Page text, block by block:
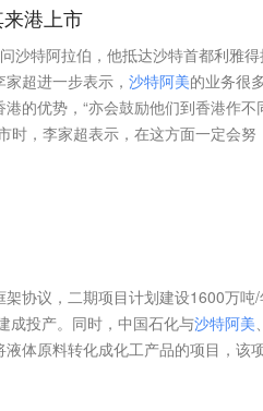
港上市
沙特阿拉伯，他抵达沙特首都利雅
超进一步表示， 沙特阿美的业务很
的优势，“亦会鼓励他们到香港作不
时，李家超表示，在这方面一定会努
协议，二期项目计划建设1600万吨
成投产。同时，中国石化与沙特阿美
体原料转化成化工产品的项目，该